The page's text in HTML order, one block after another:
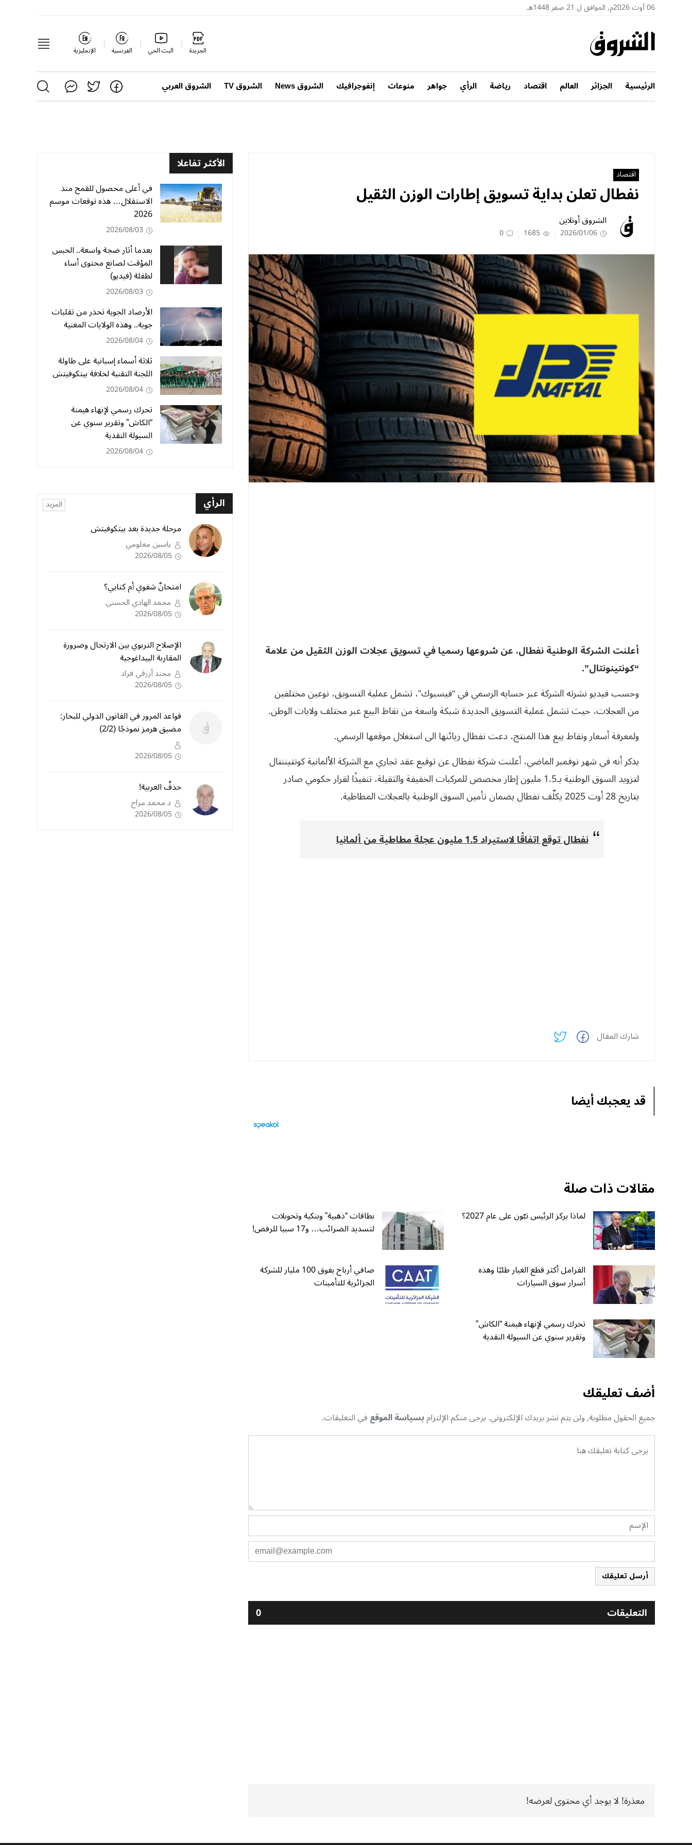
06 أوت 2026م, الموافق ل 21 صفر 1448هـ
الجريدة البث الحي الفرنسية الإنجليزية
الرئيسية الجزائر العالم اقتصاد رياضة الرأي جواهر منوعات إنفوجرافيك الشروق News الشروق TV الشروق العربي
اقتصاد
نفطال تعلن بداية تسويق إطارات الوزن الثقيل
الشروق أونلاين
2026/01/06
1685
0
أعلنت الشركة الوطنية نفطال، عن شروعها رسميا في تسويق عجلات الوزن الثقيل من علامة
“كونتينونتال”.
وحسب فيديو نشرته الشركة عبر حسابه الرسمي في “فيسبوك”، تشمل عملية التسويق، نوعين مختلفين
من العجلات، حيث تشمل عملية التسويق الجديدة شبكة واسعة من نقاط البيع عبر مختلف ولايات الوطن.
ولمعرفة أسعار ونقاط بيع هذا المنتج، دعت نفطال زبائنها الى استغلال موقعها الرسمي.
يذكر أنه في شهر نوفمبر الماضي، أعلنت شركة نفطال عن توقيع عقد تجاري مع الشركة الألمانية كونتيننتال
لتزويد السوق الوطنية بـ1.5 مليون إطار مخصص للمركبات الخفيفة والثقيلة، تنفيذًا لقرار حكومي صادر
بتاريخ 28 أوت 2025 يكلّف نفطال بضمان تأمين السوق الوطنية بالعجلات المطاطية.
نفطال توقع اتفاقًا لاستيراد 1.5 مليون عجلة مطاطية من ألمانيا
شارك المقال
قد يعجبك أيضا
مقالات ذات صلة
لماذا يركز الرئيس تبّون على عام 2027؟ بطاقات “ذهبية” وبنكية وتحويلات
لتسديد الضرائب… و17 سببا للرفض!
الفرامل أكثر قطع الغيار طلبًا وهذه
أسرار سوق السيارات
صافي أرباح يفوق 100 مليار للشركة
الجزائرية للتأمينات
تحرك رسمي لإنهاء هيمنة “الكاش”
وتقرير سنوي عن السيولة النقدية
أضف تعليقك
جميع الحقول مطلوبة, ولن يتم نشر بريدك الإلكتروني. يرجى منكم الإلتزامبسياسة الموقعفي التعليقات.
أرسل تعليقك
التعليقات 0
معذرة! لا يوجد أي محتوى لعرضه!
الأكثر تفاعلا
في أعلى محصول للقمح منذ
الاستقلال… هذه توقعات موسم
2026
2026/08/03
بعدما أثار ضجة واسعة.. الحبس
المؤقت لصانع محتوى أساء
لطفلة (فيديو)
2026/08/03
الأرصاد الجوية تحذر من تقلبات
جوية.. وهذه الولايات المعنية
2026/08/04
ثلاثة أسماء إسبانية على طاولة
اللجنة التقنية لخلافة بيتكوفيتش
2026/08/04
تحرك رسمي لإنهاء هيمنة
“الكاش” وتقرير سنوي عن
السيولة النقدية
2026/08/04
الرأي المزيد
مرحلة جديدة بعد بيتكوفيتش
ياسين معلومي
2026/08/05
امتحانٌ شفوي أم كتابي؟
محمد الهادي الحسني
2026/08/05
الإصلاح التربوي بين الارتجال وضرورة
المقاربة البيداغوجية
محند أرزقي فراد
2026/08/05
قواعد المرور في القانون الدولي للبحار:
مضيق هرمز نموذجًا (2/2)
2026/08/05
حذفُ العربية!
د محمد مراح
2026/08/05